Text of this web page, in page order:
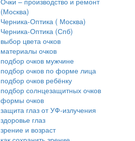
(Москва)
Черника-Оптика ( Москва)
Черника-Оптика (Спб)
выбор цвета очков
материалы очков
подбор очков мужчине
подбор очков по форме лица
подбор очков ребёнку
подбор солнцезащитных очков
формы очков
защита глаз от УФ-излучения
здоровье глаз
зрение и возраст